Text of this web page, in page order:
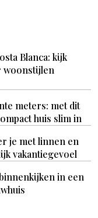
Blanca: kijk
woonstijlen
meters: met dit
huis slim in
je met linnen en
vakantiegevoel
in een